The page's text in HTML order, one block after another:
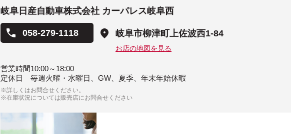
岐阜日産自動車株式会社 カーパレス岐阜西
058-279-1118 岐阜市柳津町上佐波西1-84
お店の地図を見る
営業時間10:00～18:00
定休日
毎週火曜・水曜日、GW、夏季、年末年始休暇
※詳しくはお問合せください。
※在庫状況については販売店にお問合せください